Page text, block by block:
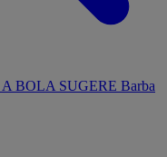
A BOLA SUGERE Barba